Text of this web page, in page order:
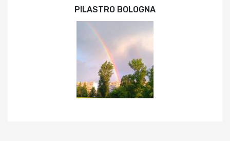
PILASTRO BOLOGNA